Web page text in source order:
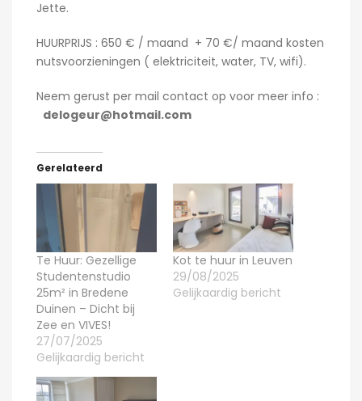
Jette.
HUURPRIJS : 650 € / maand + 70 €/ maand kosten
nutsvoorzieningen ( elektriciteit, water, TV, wifi).
Neem gerust per mail contact op voor meer info :
delogeur@hotmail.com
Gerelateerd
Te Huur: Gezellige
Studentenstudio
25m² in Bredene
Duinen – Dicht bij
Zee en VIVES!
27/07/2025
Gelijkaardig bericht
Kot te huur in Leuven
29/08/2025
Gelijkaardig bericht